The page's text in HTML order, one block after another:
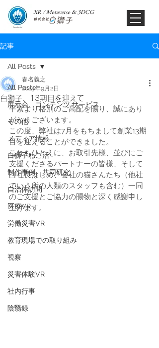
XR / Metaverse & 3DCG​
記事
All Posts
展示会、コンテンツ,サービス
その他
メディア情報
白獅子ねこ活
制作事例、共同研究
自治体訪問
医療VR
労働災害VR
教育現場での取り組み
視察
災害体験VR
社内行事
陰翳録
All Posts
白獅子、13期目を迎えて
春名義之
2025年9月2日
平素より格別のご高配を賜り、誠にあり
がとうございます。
この度、弊社は7月をもちまして創業13期
目を迎えることができました。
これもひとえに、お取引先様、並びにご
支援くださるパートナーの皆様、そして
白社長はじめ、会社の猫さんたち（他社
でいう所の人類のスタッフも含む）一同
のご支援とご協力の賜物と深く感謝申し
上げます。